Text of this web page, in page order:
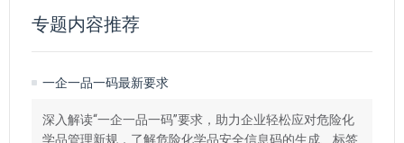
专题内容推荐
一企一品一码最新要求
深入解读“一企一品一码”要求，助力企业轻松应对危险化
学品管理新规，了解危险化学品安全信息码的生成、标签